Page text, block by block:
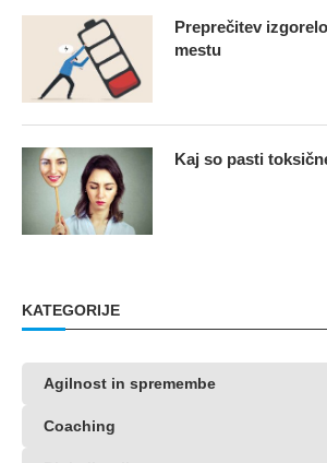
Preprečitev
mestu
Kaj so pasti
KATEGORIJE
Agilnost in spremembe
Coaching